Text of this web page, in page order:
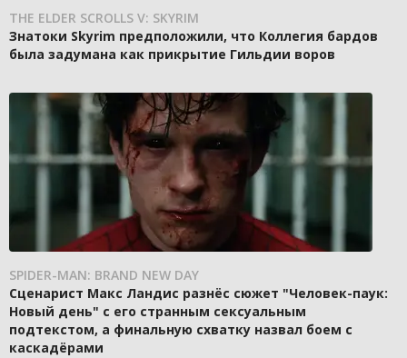
THE ELDER SCROLLS V: SKYRIM
Знатоки Skyrim предположили, что Коллегия бардов
была задумана как прикрытие Гильдии воров
SPIDER-MAN: BRAND NEW DAY
Сценарист Макс Ландис разнёс сюжет "Человек-паук:
Новый день" с его странным сексуальным
подтекстом, а финальную схватку назвал боем с
каскадёрами